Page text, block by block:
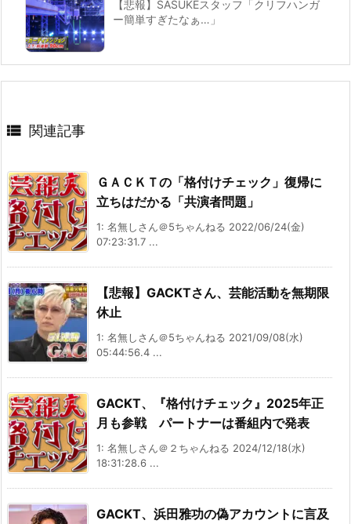
【悲報】SASUKEスタッフ「クリフハンガ
ー簡単すぎたなぁ…」
 関連記事
ＧＡＣＫＴの「格付けチェック」復帰に
立ちはだかる「共演者問題」
1: 名無しさん＠5ちゃんねる 2022/06/24(金)
07:23:31.7 ...
【悲報】GACKTさん、芸能活動を無期限
休止
1: 名無しさん＠5ちゃんねる 2021/09/08(水)
05:44:56.4 ...
GACKT、『格付けチェック』2025年正
月も参戦 パートナーは番組内で発表
1: 名無しさん＠２ちゃんねる 2024/12/18(水)
18:31:28.6 ...
GACKT、浜田雅功の偽アカウントに言及